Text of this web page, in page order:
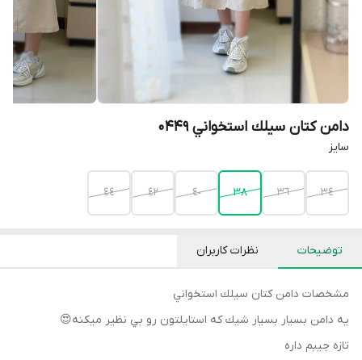
دامن كتان سيلك استخواني 0449
سايز
٣٤ ٣٦ ٣٨ ٤٠ ٤٢ ٤٤
توضیحات نظرات کاربران
مشخصات دامن كتان سيلك استخواني
يه دامن بسيار بسيار شيك كه استايلتون رو بي نظير ميكنه😍
تازه جيبم داره